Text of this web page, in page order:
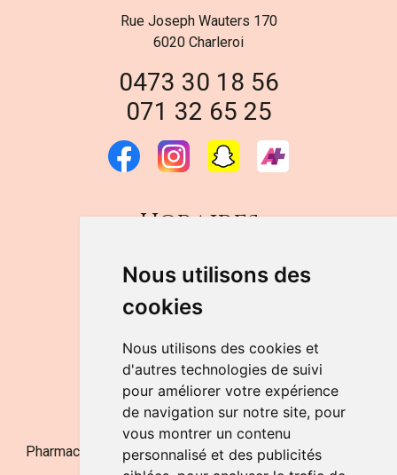
Nous utilisons des
cookies
Nous utilisons des cookies et
d'autres technologies de suivi
pour améliorer votre expérience
de navigation sur notre site, pour
vous montrer un contenu
personnalisé et des publicités
Rue Joseph Wauters 170
6020 Charleroi
0473 30 18 56
071 32 65 25
Horaires
DU LUNDI AU VENDREDI
de 9h à 12h30 et de 14h à 18h
LE SAMEDI
de 9h à 12h30
NOUS CONTACTER
Pharmacie Jufarma - Fatima Abachra - APB 521704 - N°